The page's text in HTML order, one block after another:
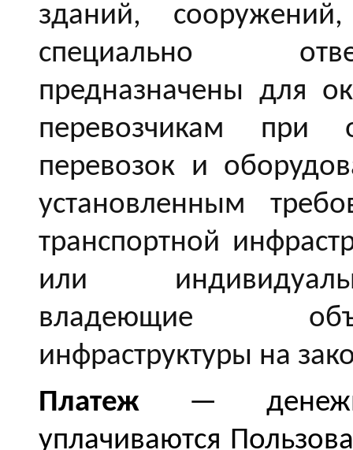
зданий,
специально
предназначены для
перевозчикам при
перевозок и
установленным
транспортной
или
владеющие
инфраструктуры на
Платеж —
уплачиваются